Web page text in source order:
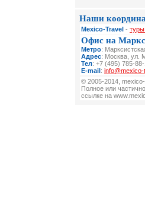
Наши
Mexico-Travel -
Офис на
Метро:
Адрес: Москва, ул.
Тел: +7 (495) 785-
E-mail:
© 2005-2014,
Полное или
ссылке на